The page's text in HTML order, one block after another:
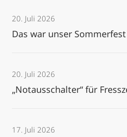
20. Juli 2026
Das war unser
20. Juli 2026
„Notausschalter“ für
17. Juli 2026